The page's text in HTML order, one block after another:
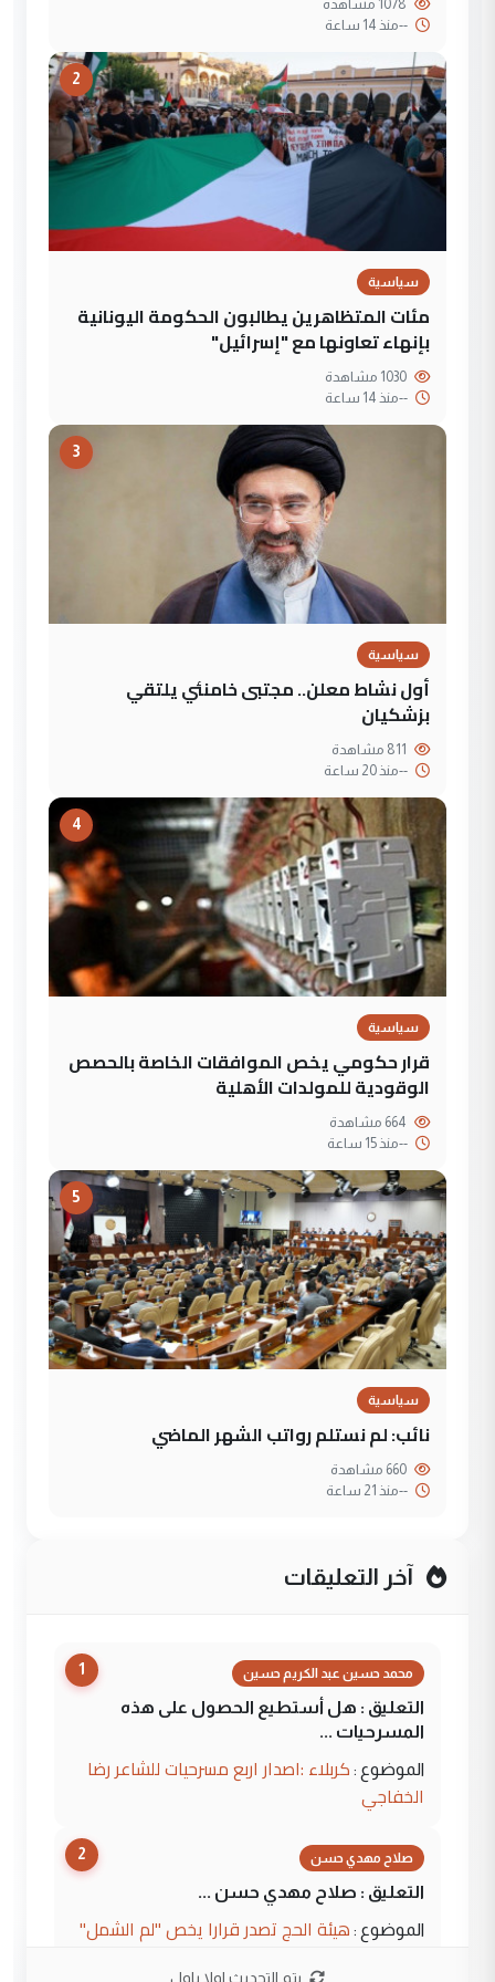
--منذ 14 ساعة
2
سياسية
مئات المتظاهرين يطالبون الحكومة اليونانية
بإنهاء تعاونها مع "إسرائيل"
--منذ 14 ساعة
3
سياسية
أول نشاط معلن.. مجتبى خامنئي يلتقي
بزشكيان
--منذ 20 ساعة
4
سياسية
قرار حكومي يخص الموافقات الخاصة بالحصص
الوقودية للمولدات الأهلية
--منذ 15 ساعة
5
سياسية
نائب: لم نستلم رواتب الشهر الماضي
--منذ 21 ساعة
آخر التعليقات
1 محمد حسين عبد الكريم حسين
التعليق : هل أستطيع الحصول على هذه
المسرحيات ...
الموضوع : كربلاء :اصدار اربع مسرحيات للشاعر رضا
الخفاجي
2 صلاح مهدي حسن
التعليق : صلاح مهدي حسن ...
الموضوع : هيئة الحج تصدر قرارا يخص "لم الشمل"
يتم التحديث اولا باول